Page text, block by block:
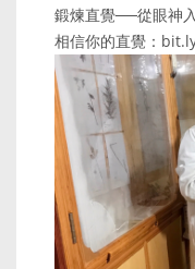
鍛煉直覺──從眼神
相信你的直覺：